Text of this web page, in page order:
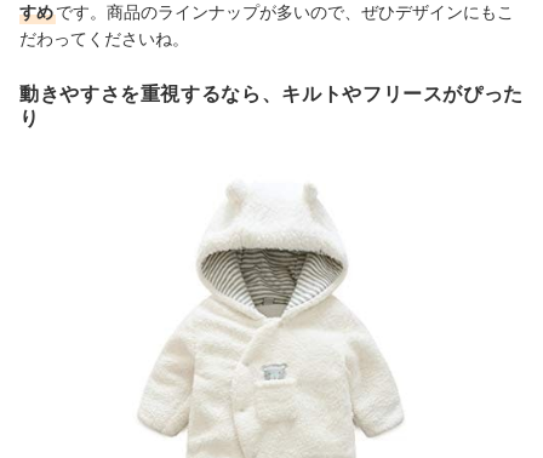
すめです。 商品のラインナップが多いので、ぜひデザインにもこ
だわってくださいね。
動きやすさを重視するなら、キルトやフリースがぴった
り